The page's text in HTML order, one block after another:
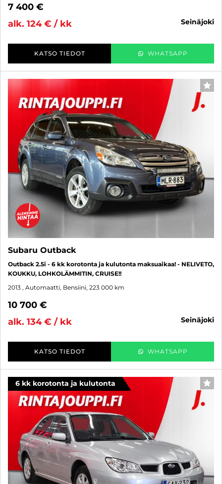
7 400 €
alk. 124 € / kk
seinäjoki
KATSO TIEDOT WHATSAPP
Subaru Outback
Outback 2.5i - 6 kk korotonta ja kulutonta maksuaikaa! - NELIVETO,
KOUKKU, LOHKOLÄMMITIN, CRUISE!!
2013 , Automaatti, Bensiini, 223 000 km
10 700 €
alk. 134 € / kk
seinäjoki
KATSO TIEDOT WHATSAPP
6 kk korotonta ja kulutonta